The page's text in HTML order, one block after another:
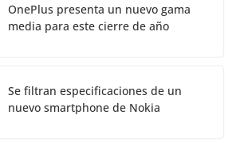
OnePlus presenta un nuevo gama
media para este cierre de año
Se filtran especificaciones de un
nuevo smartphone de Nokia